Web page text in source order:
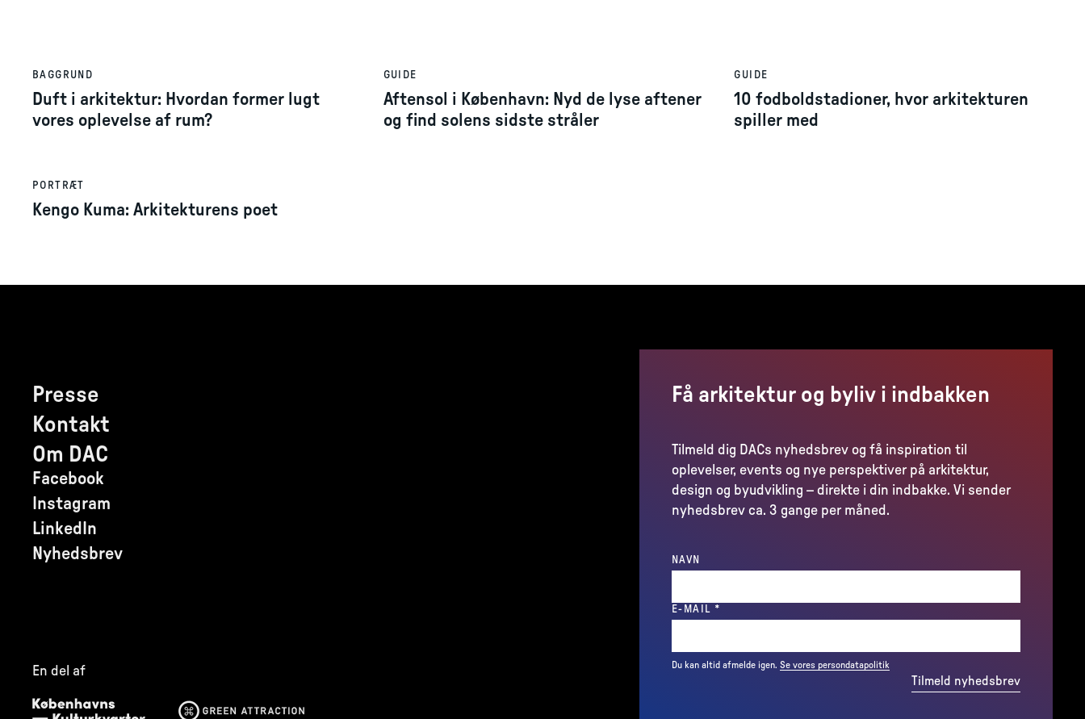
BAGGRUND
Duft i arkitektur: Hvordan former lugt
vores oplevelse af rum?
GUIDE
Aftensol i København: Nyd de lyse aftener
og find solens sidste stråler
GUIDE
10 fodboldstadioner, hvor arkitekturen
spiller med
PORTRÆT
Kengo Kuma: Arkitekturens poet
Presse
Kontakt
Om DAC
Facebook
Instagram
LinkedIn
Nyhedsbrev
En del af
Få arkitektur og byliv i indbakken
Tilmeld dig DACs nyhedsbrev og få inspiration til
oplevelser, events og nye perspektiver på arkitektur,
design og byudvikling – direkte i din indbakke. Vi sender
nyhedsbrev ca. 3 gange per måned.
NAVN
E-MAIL *
Du kan altid afmelde igen. Se vores persondatapolitik
Tilmeld nyhedsbrev